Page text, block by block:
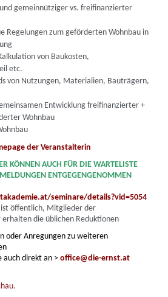
gemeinnütziger vs. freifinanzierter
Regelungen zum geförderten Wohnbau in
von Baukosten,
etc.
von Nutzungen, Materialien, Bauträgern,
Entwicklung freifinanzierter +
Wohnbau
der Veranstalterin
KÖNNEN AUCH FÜR DIE WARTELISTE
ENTGEGENGENOMMEN
seminare/details?vid=5054
ist öffentlich, Mitglieder der
die üblichen Reduktionen
oder Anregungen zu weiteren
auch direkt an > office@die-ernst.at
.